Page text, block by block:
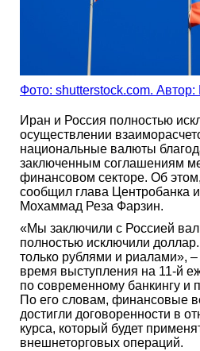
Фото: shutterstock.com. Автор:
Иран и Россия полностью
осуществлении
национальные валюты
заключенным соглашениям
финансовом секторе. Об
сообщил глава Центробанка
Мохаммад Реза Фарзин.
«Мы заключили с Россией
полностью исключили
только рублями и риалами»,
время выступления на 11-й
по современному банкингу и
По его словам, финансовые
достигли договоренности в
курса, который будет
внешнеторговых операций.